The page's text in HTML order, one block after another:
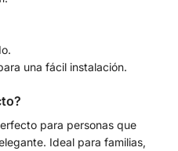
una fácil instalación.
para personas que
Ideal para familias,